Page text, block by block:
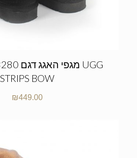
STRIPS BOW
₪449.00